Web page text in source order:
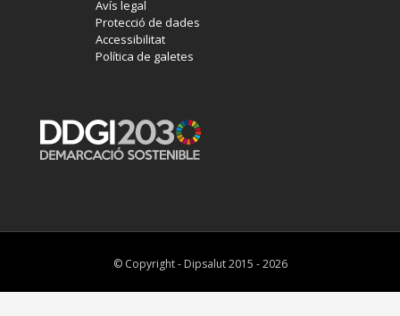
Avís legal
Protecció de dades
Accessibilitat
Política de galetes
© Copyright - Dipsalut 2015 - 2026